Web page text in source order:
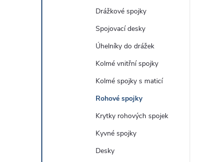
Drážkové spojky
Spojovací desky
Úhelníky do drážek
Kolmé vnitřní spojky
Kolmé spojky s maticí
Rohové spojky
Krytky rohových spojek
Kyvné spojky
Desky